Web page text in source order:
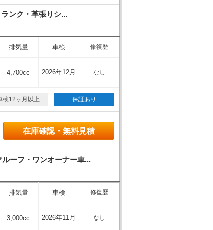
ンク・革張りシ...
排気量 車検 修復歴
4,700cc 2026年12月 なし
検12ヶ月以上 保証あり
在庫確認・無料見積
ーフ・ワンオーナー車...
排気量 車検 修復歴
3,000cc 2026年11月 なし